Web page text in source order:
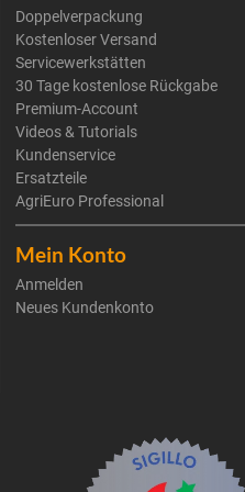
Doppelverpackung
Kostenloser Versand
Servicewerkstätten
30 Tage kostenlose Rückgabe
Premium-Account
Videos & Tutorials
Kundenservice
Ersatzteile
AgriEuro Professional
Mein Konto
Anmelden
Neues Kundenkonto